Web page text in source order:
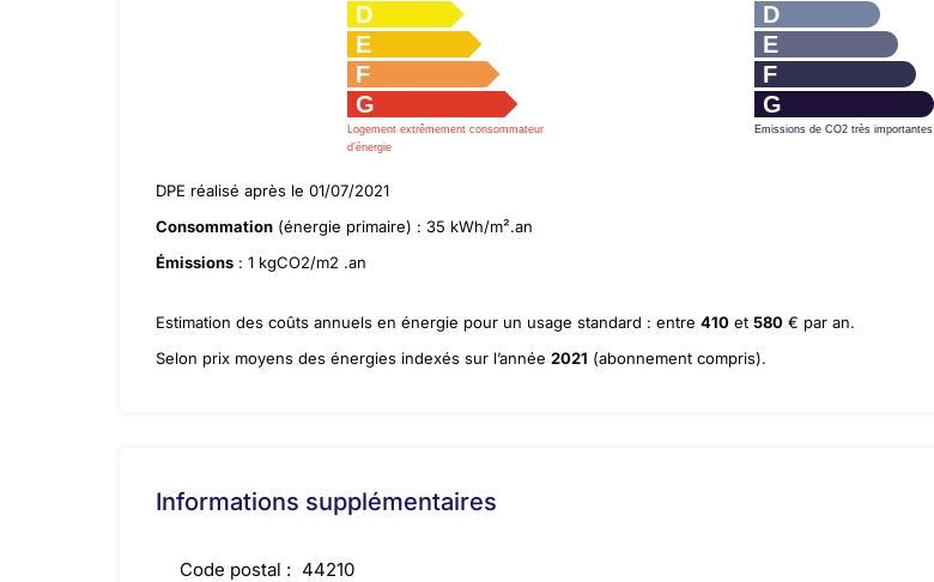
D
E
F
G
Logement extrêmement consommateur
d’énergie
D
E
F
G
Emissions de CO2 très importantes
DPE réalisé après le 01/07/2021
Consommation (énergie primaire) : 35 kWh/m².an
Émissions : 1 kgCO2/m2 .an
Estimation des coûts annuels en énergie pour un usage standard : entre 410 et 580 € par an.
Selon prix moyens des énergies indexés sur l’année 2021 (abonnement compris).
Informations supplémentaires
Code postal : 44210